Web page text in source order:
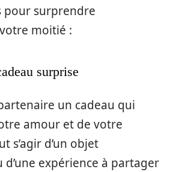
pour surprendre
moitié :
surprise
un cadeau qui
amour et de votre
s’agir d’un objet
expérience à partager